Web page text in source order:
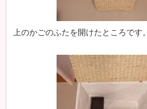
上のかごのふたを開けたところです。